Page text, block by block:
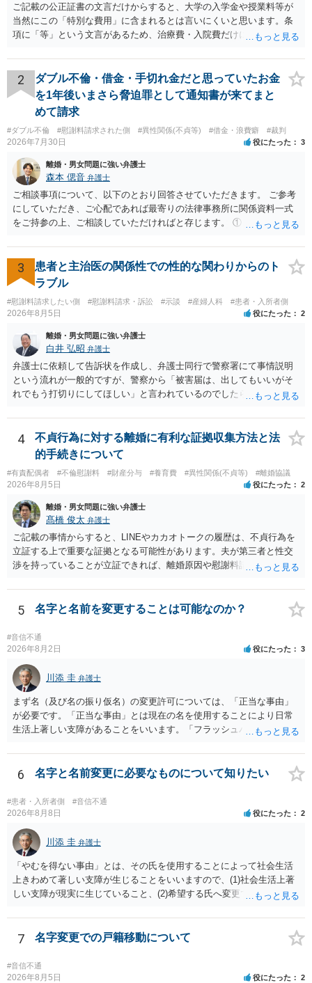
た。
ご記載の公正証書の文言だけからすると、大学の入学金や授業料等が
当然にこの「特別な費用」に含まれるとは言いにくいと思います。条
項に「等」という文言があるため、治療費・入院費だけに限定される
れていますので、通常は、病気や事故によって臨時に必要となった医
療費その他これに類する特別支出を念頭に置いた条項と読むのが自然
です。したがって、大学の入学金、授業料、受験費用などの教育費に
ついてまで、「この条項があるから当然に半額を請求できる」とまで
は言いにくいと思われます。なお、通常、大学進学費用をどこまで負
担すべきかについては、離婚時の合意内容のほか、子どもの年齢、大
学進学についての父母の認識、父母の学歴・収入・資産状況、進学先
や費用などを踏まえて個別に検討することになります。公正証書の他
の条項において、養育費の終期についてどのように定められている
か、大学進学に関する定めの有無、「教育費」「進学費用」に関する
定めの有無等について確認する必要があると考えられます。
2
ダブル不倫・借金・手切れ金だと思っていたお金
を1年後いまさら脅迫罪として通知書が来てまと
めて請求
#ダブル不倫 #慰謝料請求された側 #異性関係(不貞等) #借金・浪費癖 #裁判
2026年7月30日 役にたった 3
離婚・男女問題に強い弁護士
森本 偲音 弁護士
ご相談事項について、以下のとおり回答させていただきます。 ご参考
にしていただき、ご心配であれば最寄りの法律事務所に関係資料一式
をご持参の上、ご相談していただければと存じます。 ① このLINEの
される可能性はあるのか ⇒LINEを含む１００万円の貸付に至るまでの
やり取り等の経緯、誓約書の内容等を踏まえて、関係を清算するため
の 金銭であったと評価される可能性はあると考えます。 ② 「今後一
どの程度証拠価値があるのか ⇒前後のやり取りや誓約書の具体的内容
を見ない限り、具体的な判断はできませんが、一定の証拠価値はある
と考えます。 ③ 借用書があっても、後から100万円を貸付扱いに変更
することは認められるのか。 ⇒おそらく１００万円は不当利得（受け
取る正当な権利がないのに利益を取得した）として返還請求されてい
るものかと推察しますので、 貸金返還ではないかと存じます。 ④ 私
は現在、収入も不安定で貯金もなくリボ払い借金が既に約100万あり。
今年に再婚したが主人はお金に厳しい為、一括で220万円を支払う事は
困難 仮に裁判で敗訴した場合でも、分割払いになる可能性はあります
か。 ⇒判決となり敗訴してしまった場合は、強制執行により不動産等
の財産を差し押さえられ、そこから債権回収が図られることになりま
すが、 和解であれば柔軟な解決が可能ですので、その場合は分割払
いにより支払うことも十分可能です。 ⑤ このような事情であれば、私
は120万円のみ和解交渉を続けるべきでしょうか。 ⇒ご相談者様の認
識を前提にすれば、１００万円も含めて返済する必要はないと考えら
れるため、 120万円のみについて交渉を続けることがベターかと存じ
ます。
3
患者と主治医の関係性での性的な関わりからのト
ラブル
#慰謝料請求したい側 #慰謝料請求・訴訟 #示談 #産婦人科 #患者・入所者側
2026年8月5日 役にたった 2
離婚・男女問題に強い弁護士
白井 弘昭 弁護士
弁護士に依頼して告訴状を作成し、弁護士同行で警察署にて事情説明
という流れが一般的ですが、警察から「被害届は、出してもいいがそ
れでもう打切りにしてほしい」と言われているのでしたら、あまり結
検察庁に訴えるのもありかもしれないですが、実際に捜査をするの
は、結局所轄だと思われますので、やはり結論は変わらないかもしれ
ないです。 一度、最寄りの「刑事に強い」とうたっている弁護士に相
談してみてはいかがでしょうか。 以上、ご参考まで。
4
不貞行為に対する離婚に有利な証拠収集方法と法
的手続きについて
#有責配偶者 #不倫慰謝料 #財産分与 #養育費 #異性関係(不貞等) #離婚協議
2026年8月5日 役にたった 2
離婚・男女問題に強い弁護士
髙橋 俊太 弁護士
ご記載の事情からすると、LINEやカカオトークの履歴は、不貞行為を
立証する上で重要な証拠となる可能性があります。夫が第三者と性交
渉を持っていることが立証できれば、離婚原因や慰謝料請求を検討す
性的関係を継続しているのであれば、その期間や回数が分かる資料は
できるだけ保存しておくことをお勧めいたします。 他方、「夫に不貞
いう関係にはありません。まず、財産分与は、基本的には夫婦が婚姻
中に形成した財産を清算する制度ですので、不貞行為の有無とは別
に、預貯金、不動産、保険、退職金等の資料を確保しておくことが重
要です。また、子の親権については、夫婦間の責任問題とは別に、
「どのような形がお子様の利益になるか」という観点です。そのた
め、未就学のお子様について貴方が主として養育しているのであれ
ば、保育園等への送迎、食事・入浴・寝かしつけ等の日常的な育児、
通院や予防接種への対応、保育園との連絡、夫婦それぞれの勤務状
養育費については、離婚後も父母双方がそれぞれの収入に応じて負担
5 名字と名前を変更することは可能なのか？
#音信不通
2026年8月2日 役にたった 3
川添 圭 弁護士
まず名（及び名の振り仮名）の変更許可については、「正当な事由」
が必要です。「正当な事由」とは現在の名を使用することにより日常
生活上著しい支障があることをいいます。「フラッシュバック」とい
きわめて重要になりますので、医師の診断書の記載が重要です（医学
的裏付けがない場合、もっぱら主観的な主張であるとして変更が許可
原因となった事実と、当該症状が医学的に裏付けられること、そして
その発生原因及び症状が現在の名を使用していることに関連している
こと、といった説明がなされているのが望ましい（むしろ必要）でし
ょう。 ただし、もし上記の理由の主張が難しい場合でも、一定期間通
称名を使用して、その後にいわゆる永年使用を理由とする許可申立て
を選択すれば、比較的緩やかに認められます。 氏の変更については、
本件では、(1)子の氏の変更許可（民法791条1項）と、(2)戸籍法107条1
項の氏の変更許可の2種類が考えられます。 (1)については、ご両親が
父の氏を称したいというケースが多い）。法律上は特に明文の要件が
変更許可の場合、あなたは現在の戸籍からもう一方の親への戸籍に入
籍する（戻る）という戸籍変動になるため、成人した子からの変更許
6 名字と名前変更に必要なものについて知りたい
#患者・入所者側 #音信不通
2026年8月8日 役にたった 2
川添 圭 弁護士
「やむを得ない事由」とは、その氏を使用することによって社会生活
上きわめて著しい支障が生じることをいいますので、(1)社会生活上著
しい支障が現実に生じていること、(2)希望する氏へ変更できればその
できるかどうかがポイントです。 記録中に現れた一切の事情が判断対
象ですので、上記(1)と(2)を説明できる資料は全て（ただし理路整然
なので、例えば、医学上確立されているPTSDの診断基準に合致した説
明とそれに沿う資料の提出が必要になってくるように思います。 精神
7 名字変更での戸籍移動について
#音信不通
2026年8月5日 役にたった 2